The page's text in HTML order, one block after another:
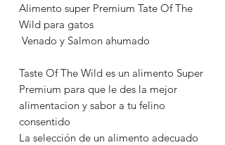
Alimento super Premium Tate Of The
Wild para gatos
Venado y Salmon ahumado
Taste Of The Wild es un alimento Super
Premium para que le des la mejor
alimentacion y sabor a tu felino
consentido
La selección de un alimento adecuado